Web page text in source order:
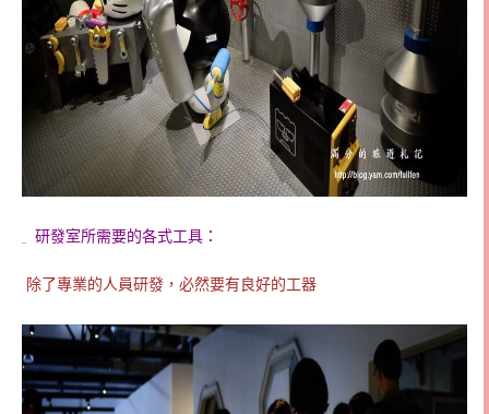
研發室所需要的各式工具：
除了專業的人員研發，必然要有良好的工器